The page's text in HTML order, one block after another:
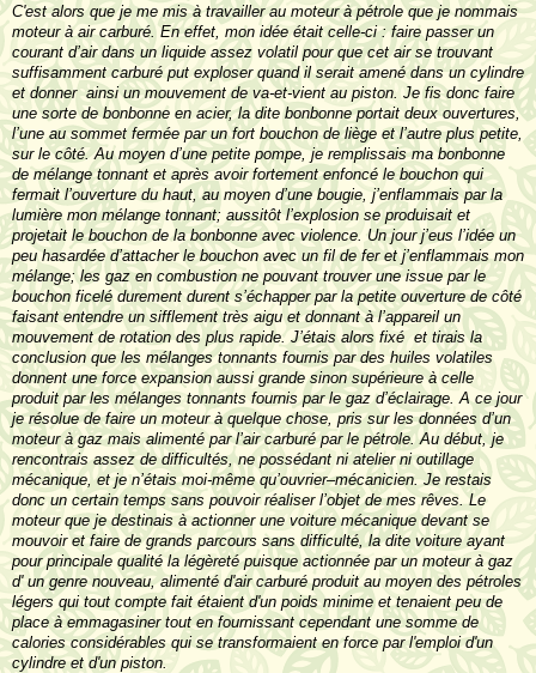
C'est alors que je me mis à travailler au moteur à pétrole que je nommais
moteur à air carburé. En effet, mon idée était celle-ci : faire passer un
courant d’air dans un liquide assez volatil pour que cet air se trouvant
suffisamment carburé put exploser quand il serait amené dans un cylindre
et donner ainsi un mouvement de va-et-vient au piston. Je fis donc faire
une sorte de bonbonne en acier, la dite bonbonne portait deux ouvertures,
l’une au sommet fermée par un fort bouchon de liège et l’autre plus petite,
sur le côté. Au moyen d’une petite pompe, je remplissais ma bonbonne
de mélange tonnant et après avoir fortement enfoncé le bouchon qui
fermait l’ouverture du haut, au moyen d’une bougie, j’enflammais par la
lumière mon mélange tonnant; aussitôt l’explosion se produisait et
projetait le bouchon de la bonbonne avec violence. Un jour j’eus l’idée un
peu hasardée d’attacher le bouchon avec un fil de fer et j’enflammais mon
mélange; les gaz en combustion ne pouvant trouver une issue par le
bouchon ficelé durement durent s’échapper par la petite ouverture de côté
faisant entendre un sifflement très aigu et donnant à l’appareil un
mouvement de rotation des plus rapide. J’étais alors fixé et tirais la
conclusion que les mélanges tonnants fournis par des huiles volatiles
donnent une force expansion aussi grande sinon supérieure à celle
produit par les mélanges tonnants fournis par le gaz d’éclairage. A ce jour
je résolue de faire un moteur à quelque chose, pris sur les données d’un
moteur à gaz mais alimenté par l’air carburé par le pétrole. Au début, je
rencontrais assez de difficultés, ne possédant ni atelier ni outillage
mécanique, et je n’étais moi-même qu’ouvrier–mécanicien. Je restais
donc un certain temps sans pouvoir réaliser l’objet de mes rêves. Le
moteur que je destinais à actionner une voiture mécanique devant se
mouvoir et faire de grands parcours sans difficulté, la dite voiture ayant
pour principale qualité la légèreté puisque actionnée par un moteur à gaz
d' un genre nouveau, alimenté d'air carburé produit au moyen des pétroles
légers qui tout compte fait étaient d'un poids minime et tenaient peu de
place à emmagasiner tout en fournissant cependant une somme de
calories considérables qui se transformaient en force par l'emploi d'un
cylindre et d'un piston.